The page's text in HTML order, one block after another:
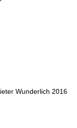
Wunderlich 2016